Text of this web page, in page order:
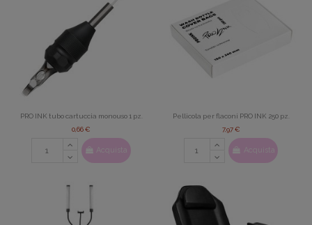
PRO INK tubo cartuccia monouso 1 pz.
0,66 €
Acquista
Pellicola per flaconi PRO INK 250 pz.
7,97 €
Acquista